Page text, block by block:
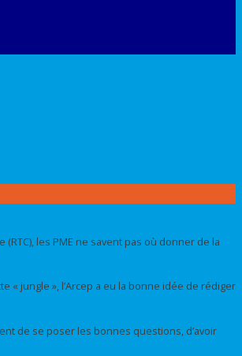
les PME ne savent pas où donner de la
« jungle », l’Arcep a eu la bonne idée de rédiger
de se poser les bonnes questions, d’avoir